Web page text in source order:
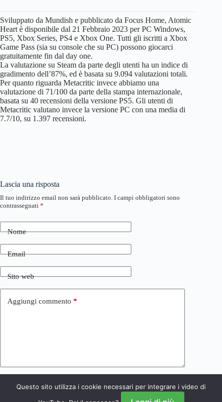
Sviluppato da Mundish e pubblicato da Focus Home, Atomic
Heart è disponibile dal 21 Febbraio 2023 per PC Windows,
PS5, Xbox Series, PS4 e Xbox One. Tutti gli iscritti a Xbox
Game Pass (sia su console che su PC) possono giocarci
gratuitamente fin dal day one.
La valutazione su Steam da parte degli utenti ha un indice di
gradimento dell’87%, ed è basata su 9.094 valutazioni totali.
Per quanto riguarda Metacritic invece abbiamo una
valutazione di 71/100 da parte della stampa internazionale,
basata su 40 recensioni della versione PS5. Gli utenti di
Metacritic valutano invece la versione PC con una media di
7.7/10, su 1.397 recensioni.
Lascia una risposta
Il tuo indirizzo email non sarà pubblicato. I campi obbligatori sono
contrassegnati *
Nome
Email
Sito web
Aggiungi commento *
Invia commento
Questo sito utilizza i cookie necessari per integrare i video di